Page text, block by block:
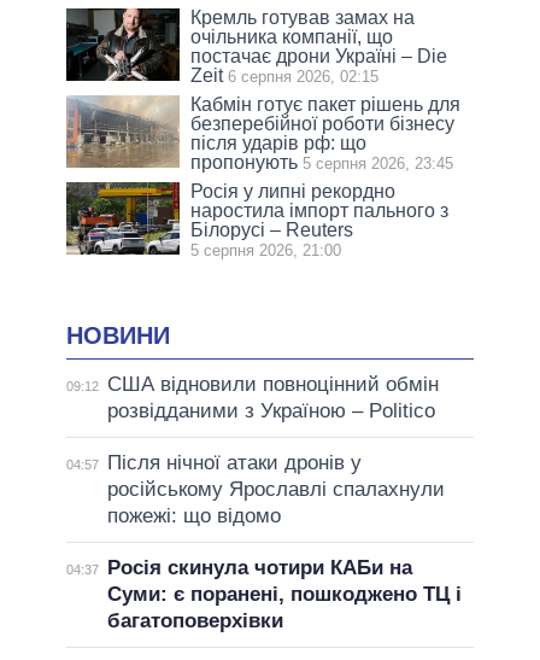
Кремль готував замах на
очільника компанії, що
постачає дрони Україні – Die
Zeit 6 серпня 2026, 02:15
Кабмін готує пакет рішень для
безперебійної роботи бізнесу
після ударів рф: що
пропонують 5 серпня 2026, 23:45
Росія у липні рекордно
наростила імпорт пального з
Білорусі – Reuters
5 серпня 2026, 21:00
НОВИНИ
09:12
США відновили повноцінний обмін
розвідданими з Україною – Politico
04:57
Після нічної атаки дронів у
російському Ярославлі спалахнули
пожежі: що відомо
04:37
Росія скинула чотири КАБи на
Суми: є поранені, пошкоджено ТЦ і
багатоповерхівки